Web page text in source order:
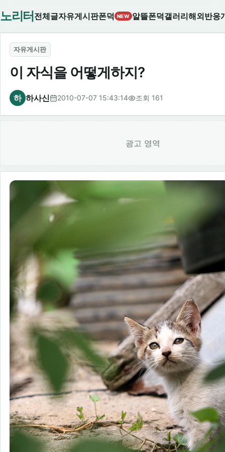
노리터 전체글자유게시판폰덕 NEW 알뜰폰덕갤러리해외반응
자유게시판
이 자식을 어떻게하지?
하 하사신 2010-07-07 15:43:14 조회 161
광고 영역